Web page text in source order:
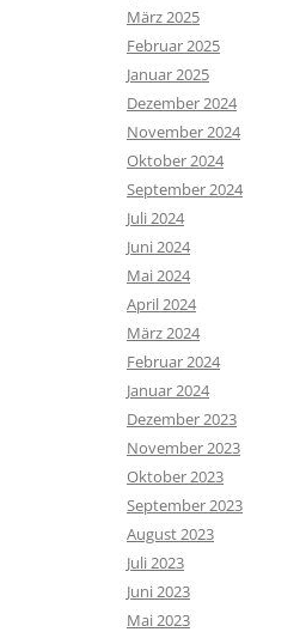
März 2025
Februar 2025
Januar 2025
Dezember 2024
November 2024
Oktober 2024
September 2024
Juli 2024
Juni 2024
Mai 2024
April 2024
März 2024
Februar 2024
Januar 2024
Dezember 2023
November 2023
Oktober 2023
September 2023
August 2023
Juli 2023
Juni 2023
Mai 2023